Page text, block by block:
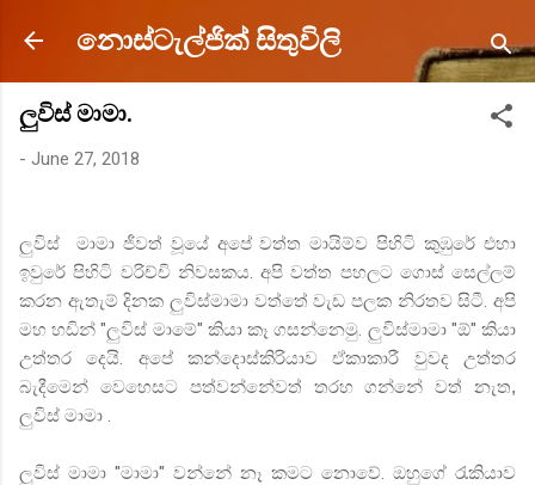
Skip to main content
නොස්ටැල්ජික් සිතුවිලි
ලුවිස් මාමා.
- June 27, 2018
ලුවිස් මාමා ජීවත් වූයේ අපේ වත්ත මායිම්ව පිහිටි කුඹුරේ එහා
ඉවුරේ පිහිටි වරිච්චි නිවසකය අපි වත්ත පහලට ගොස් සෙල්ලම්
කරන ඇතැම් දිනක ලුවිස්මාමා වත්තේ වැඩ පලක නිරතව සිටී .අපි
මහ හඩින් "ලුවිස් මාමේ" කියා කෑ ගසන්නෙමු ලුවිස්මාමා"ඕ"කියා
උත්තර
දෙයි අපේ කන්දොස්කිරියාව ඒකාකාරී වුවද
උත්තර
බැදීමෙන් වෙහෙසට පත්වන්නේවත් තරහ ගන්නේ වත්
නැත,
ලුවිස් මාමා
ලුවිස් මාමා "මාමා" වන්නේ නෑ කමට නොවේ ඔහුගේ රැකියාව